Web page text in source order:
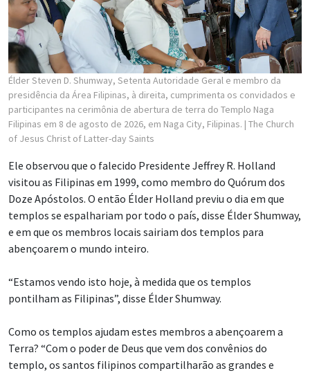
Élder Steven D. Shumway, Setenta Autoridade Geral e membro da
presidência da Área Filipinas, à direita, cumprimenta os convidados e
participantes na cerimônia de abertura de terra do Templo Naga
Filipinas em 8 de agosto de 2026, em Naga City, Filipinas. | The Church
of Jesus Christ of Latter-day Saints
Ele observou que o falecido Presidente Jeffrey R. Holland
visitou as Filipinas em 1999, como membro do Quórum dos
Doze Apóstolos. O então Élder Holland previu o dia em que
templos se espalhariam por todo o país, disse Élder Shumway,
e em que os membros locais sairiam dos templos para
abençoarem o mundo inteiro.
“Estamos vendo isto hoje, à medida que os templos
pontilham as Filipinas”, disse Élder Shumway.
Como os templos ajudam estes membros a abençoarem a
Terra? “Com o poder de Deus que vem dos convênios do
templo, os santos filipinos compartilharão as grandes e